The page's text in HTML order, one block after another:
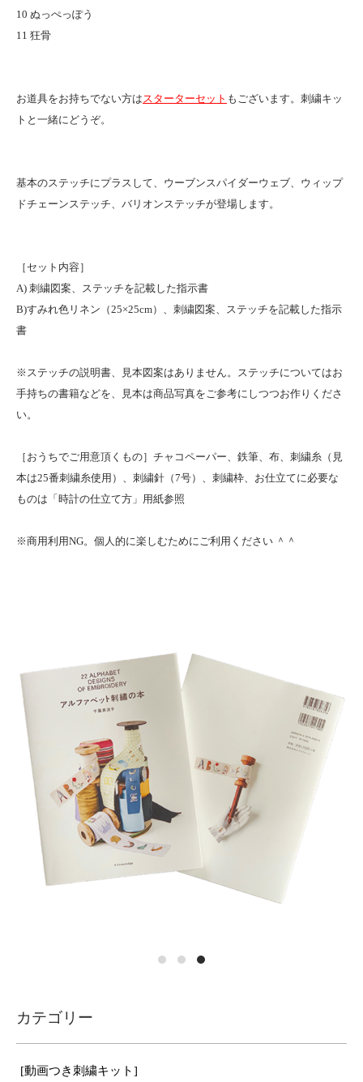
10 ぬっぺっぽう
11 狂骨
お道具をお持ちでない方は スターターセット もございます。刺繍キッ
トと一緒にどうぞ。
基本のステッチにプラスして、ウーブンスパイダーウェブ、ウィップ
ドチェーンステッチ、バリオンステッチが登場します。
［セット内容］
A) 刺繍図案、ステッチを記載した指示書
B)すみれ色リネン（25×25cm）、刺繍図案、ステッチを記載した指示
書
※ステッチの説明書、見本図案はありません。ステッチについてはお
手持ちの書籍などを、見本は商品写真をご参考にしつつお作りくださ
い。
［おうちでご用意頂くもの］チャコペーパー、鉄筆、布、刺繍糸（見
本は25番刺繍糸使用）、刺繍針（7号）、刺繍枠、お仕立てに必要な
ものは「時計の仕立て方」用紙参照
※商用利用NG。個人的に楽しむためにご利用ください ＾＾
カテゴリー
[動画つき刺繍キット]